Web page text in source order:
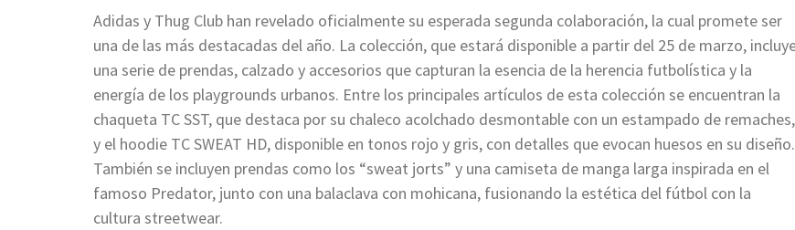
Adidas y Thug Club han revelado oficialmente su esperada segunda colaboración, la cual promete ser
una de las más destacadas del año. La colección, que estará disponible a partir del 25 de marzo,
una serie de prendas, calzado y accesorios que capturan la esencia de la herencia futbolística y la
energía de los playgrounds urbanos. Entre los principales artículos de esta colección se encuentran la
chaqueta TC SST, que destaca por su chaleco acolchado desmontable con un estampado de remaches,
y el hoodie TC SWEAT HD, disponible en tonos rojo y gris, con detalles que evocan huesos en su diseño.
También se incluyen prendas como los “sweat jorts” y una camiseta de manga larga inspirada en el
famoso Predator, junto con una balaclava con mohicana, fusionando la estética del fútbol con la
cultura streetwear.